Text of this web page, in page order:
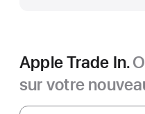
Apple Trade In.
sur votre
de
Apple